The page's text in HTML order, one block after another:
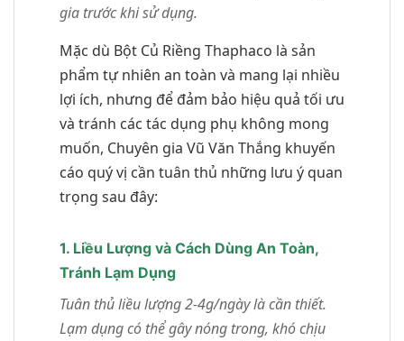
gia trước khi sử dụng.
Mặc dù Bột Củ Riềng Thaphaco là sản
phẩm tự nhiên an toàn và mang lại nhiều
lợi ích, nhưng để đảm bảo hiệu quả tối ưu
và tránh các tác dụng phụ không mong
muốn, Chuyên gia Vũ Văn Thắng khuyến
cáo quý vị cần tuân thủ những lưu ý quan
trọng sau đây:
1. Liều Lượng và Cách Dùng An Toàn,
Tránh Lạm Dụng
Tuân thủ liều lượng 2-4g/ngày là cần thiết.
Lạm dụng có thể gây nóng trong, khó chịu